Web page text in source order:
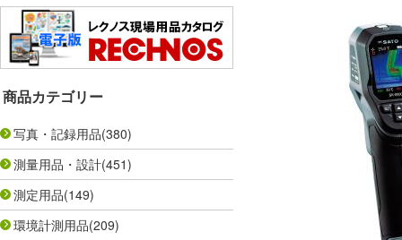
商品カテゴリー
写真・記録用品(380)
測量用品・設計(451)
測定用品(149)
環境計測用品(209)